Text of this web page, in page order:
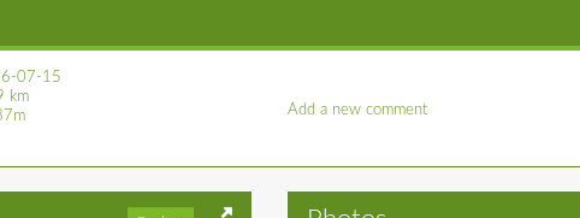
07-15
km
Add a new comment